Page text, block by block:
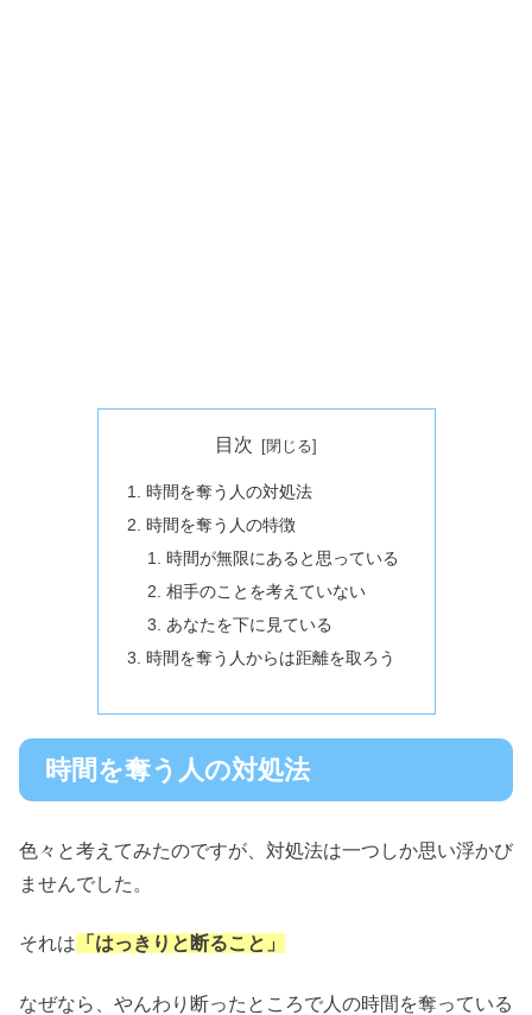
目次
時間を奪う人の対処法
時間を奪う人の特徴
時間が無限にあると思っている
相手のことを考えていない
あなたを下に見ている
時間を奪う人からは距離を取ろう
時間を奪う人の対処法
色々と考えてみたのですが、対処法は一つしか思い浮かび
ませんでした。
それは 「はっきりと断ること」
なぜなら、やんわり断ったところで人の時間を奪っている